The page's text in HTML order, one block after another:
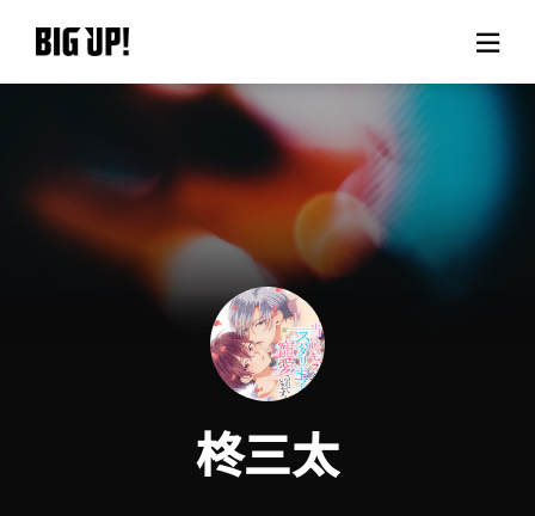
BIG UP!について
ニュース
料金プラン
サポート
ご利用の流れ
よくある質問
柊三太